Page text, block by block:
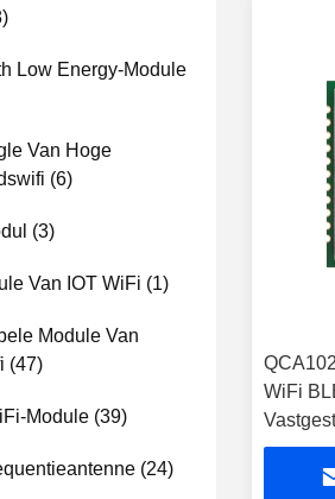
Low Energy-Module
Van Hoge
(6)
(3)
Van IOT WiFi (1)
Module Van
(47)
Module (39)
(24)
WiFi